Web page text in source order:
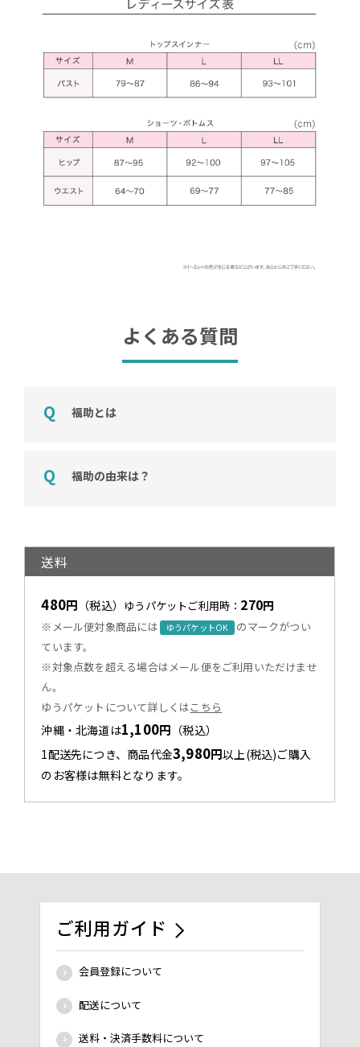
よくある質問
福助とは
福助の由来は？
送料
480円 （税込） ゆうパケットご利用時： 270円
※メール便対象商品には ゆうパケットOK
のマークがつい
ています。
※対象点数を超える場合はメール便をご利用いただけませ
ん。
ゆうパケットについて詳しくはこちら
沖縄・北海道は1,100円 （税込）
1配送先につき、商品代金3,980円以上(税込)ご購入
のお客様は無料となります。
ご利用ガイド
会員登録について
配送について
送料・決済手数料について